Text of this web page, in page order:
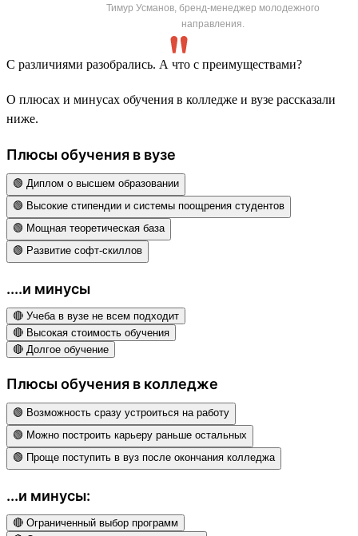
Тимур Усманов, бренд-менеджер молодежного
направления.
С различиями разобрались. А что с преимуществами?
О плюсах и минусах обучения в колледже и вузе рассказали
ниже.
Плюсы обучения в вузе
🟢 Диплом о высшем образовании
🟢 Высокие стипендии и системы поощрения студентов
🟢 Мощная теоретическая база
🟢 Развитие софт-скиллов
....и минусы
🔴 Учеба в вузе не всем подходит
🔴 Высокая стоимость обучения
🔴 Долгое обучение
Плюсы обучения в колледже
🟢 Возможность сразу устроиться на работу
🟢 Можно построить карьеру раньше остальных
🟢 Проще поступить в вуз после окончания колледжа
...и минусы:
🔴 Ограниченный выбор программ